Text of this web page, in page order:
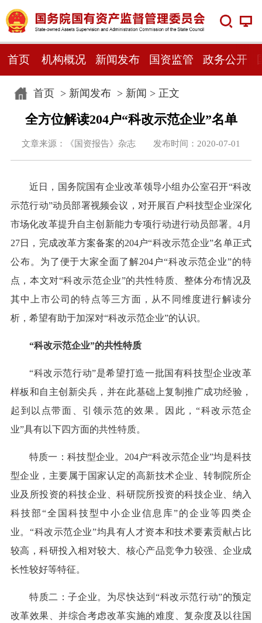
首页 机构概况 新闻发布 国资监管 政务公开
首页> 新闻发布> 新闻 > 正文
全方位解读204户“科改示范企业”名单
文章来源：《国资报告》杂志 发布时间：2020-07-01
近日，国务院国有企业改革领导小组办公室召开“科改
示范行动”动员部署视频会议，对开展百户科技型企业深化
市场化改革提升自主创新能力专项行动进行动员部署。4月
27日，完成改革方案备案的204户“科改示范企业”名单正式
公布。为了便于大家全面了解204户“科改示范企业”的特
点，本文对“科改示范企业”的共性特质、整体分布情况及
其中上市公司的特点等三方面，从不同维度进行解读分
析，希望有助于加深对“科改示范企业”的认识。
“科改示范企业”的共性特质
“科改示范行动”是希望打造一批国有科技型企业改革
样板和自主创新尖兵，并在此基础上复制推广成功经验，
起到以点带面、引领示范的效果。因此，“科改示范企
业”具有以下四方面的共性特质。
特质一：科技型企业。204户“科改示范企业”均是科技
型企业，主要属于国家认定的高新技术企业、转制院所企
业及所投资的科技企业、科研院所投资的科技企业、纳入
科技部“全国科技型中小企业信息库”的企业等四类企
业。“科改示范企业”均具有人才资本和技术要素贡献占比
较高，科研投入相对较大、核心产品竞争力较强、企业成
长性较好等特征。
特质二：子企业。为尽快达到“科改示范行动”的预定
改革效果、并综合考虑改革实施的难度、复杂度及以往国